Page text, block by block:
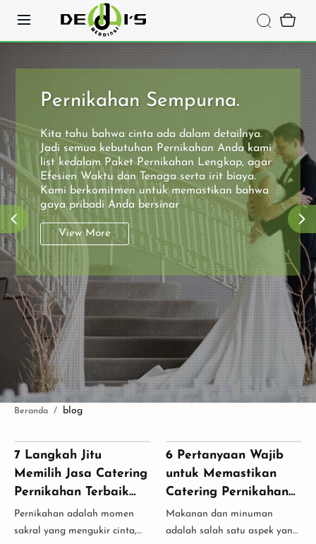
Pernikahan Sempurna.
Kita tahu bahwa cinta ada dalam detailnya.
Jadi semua kebutuhan Pernikahan Anda kami
list kedalam Paket Pernikahan Lengkap, agar
Efesien Waktu dan Tenaga serta irit biaya.
Kami berkomitmen untuk memastikan bahwa
gaya pribadi Anda bersinar
View More
blog
7 Langkah Jitu
Memilih Jasa Catering
Pernikahan Terbaik
untuk Hari Bahagiamu
di Jakarta
Pernikahan adalah momen
sakral yang mengukir cinta,
6 Pertanyaan Wajib
untuk Memastikan
Catering Pernikahan
Anda di Bekasi
Makanan dan minuman
adalah salah satu aspek yang